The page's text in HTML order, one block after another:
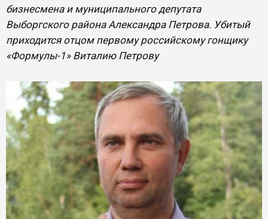
бизнесмена и муниципального депутата
Выборгского района Александра Петрова. Убитый
приходится отцом первому российскому гонщику
«Формулы-1» Виталию Петрову